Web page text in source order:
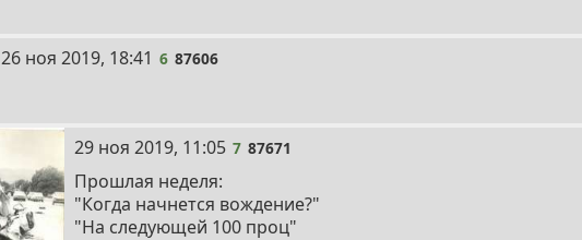
6
26 ноя 2019, 18:41 6 87606
7
29 ноя 2019, 11:05 7 87671
Прошлая неделя:
"Когда начнется вождение?"
"На следующей 100 проц"